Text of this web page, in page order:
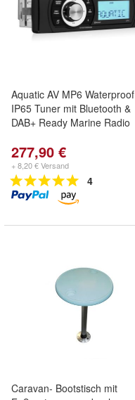
Aquatic AV MP6 Waterproof
IP65 Tuner mit Bluetooth &
DAB+ Ready Marine Radio
277,90 €
+ 8,20 € Versand
4
Caravan- Bootstisch mit